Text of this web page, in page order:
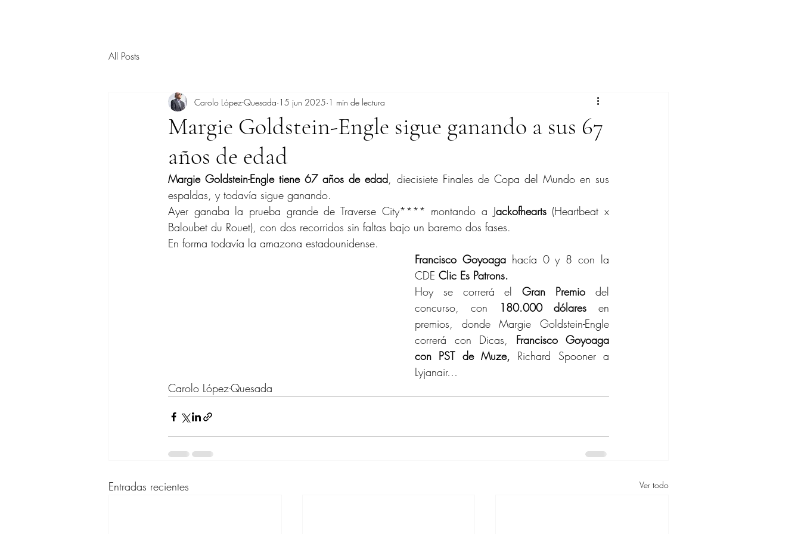
All Posts
Margie Goldstein-Engle sigue ganando a sus 67
años de edad
Carolo López-Quesada 15 jun 2025 1 min de lectura
Margie Goldstein-Engle tiene 67 años de edad, diecisiete Finales de Copa del Mundo en sus
espaldas, y todavía sigue ganando.
Ayer ganaba la prueba grande de Traverse City**** montando a Jackofhearts (Heartbeat x
Baloubet du Rouet), con dos recorridos sin faltas bajo un baremo dos fases.
En forma todavía la amazona estadounidense.
Francisco Goyoaga hacía 0 y 8 con la
CDE Clic Es Patrons.
Hoy se correrá el Gran Premio del
concurso, con
180.000 dólares en
premios, donde Margie Goldstein-Engle
correrá con Dicas, Francisco Goyoaga
con PST de Muze, Richard Spooner a
Lyjanair…
Carolo López-Quesada
Entradas recientes Ver todo